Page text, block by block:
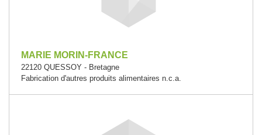
MARIE MORIN-FRANCE
22120 QUESSOY - Bretagne
Fabrication d'autres produits alimentaires n.c.a.